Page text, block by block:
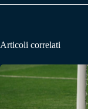
Articoli correlati